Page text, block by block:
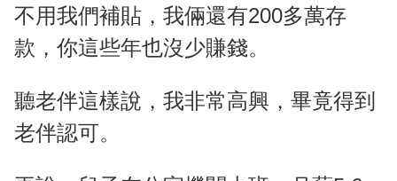
不用我們補貼，我倆還有200多萬存
款，你這些年也沒少賺錢。
聽老伴這樣說，我非常高興，畢竟得到
老伴認可。